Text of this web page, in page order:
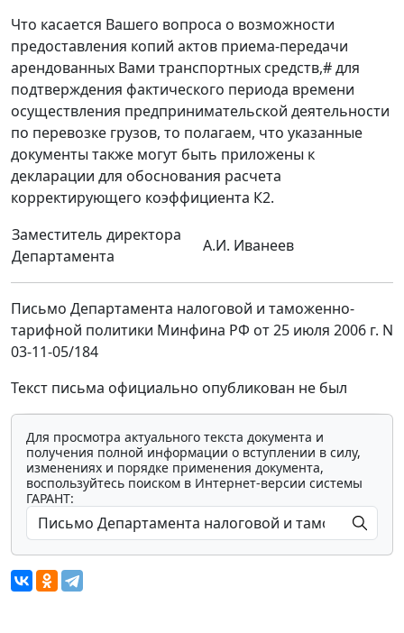
Что касается Вашего вопроса о возможности
предоставления копий актов приема-передачи
арендованных Вами транспортных средств,# для
подтверждения фактического периода времени
осуществления предпринимательской деятельности
по перевозке грузов, то полагаем, что указанные
документы также могут быть приложены к
декларации для обоснования расчета
корректирующего коэффициента К2.
Заместитель директора
Департамента
А.И. Иванеев
Письмо Департамента налоговой и таможенно-
тарифной политики Минфина РФ от 25 июля 2006 г. N
03-11-05/184
Текст письма официально опубликован не был
Для просмотра актуального текста документа и
получения полной информации о вступлении в силу,
изменениях и порядке применения документа,
воспользуйтесь поиском в Интернет-версии системы
ГАРАНТ: